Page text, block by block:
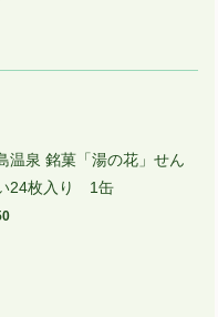
温泉 銘菓「湯の花」せん
24枚入り 1缶